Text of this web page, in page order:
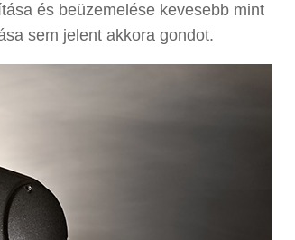
és beüzemelése kevesebb mint
sem jelent akkora gondot.